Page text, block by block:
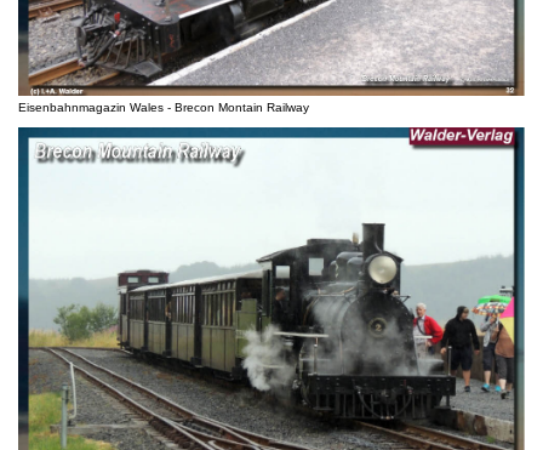
Eisenbahnmagazin Wales - Brecon Montain Railway